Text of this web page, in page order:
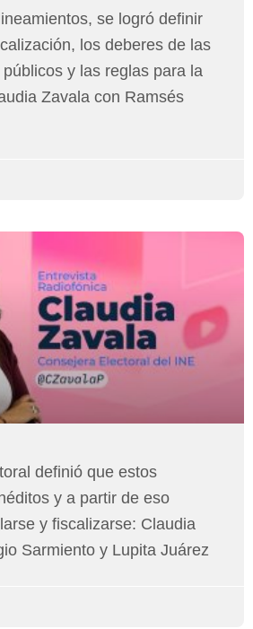
se logró definir
los deberes de las
y las reglas para la
Zavala con Ramsés
definió que estos
y a partir de eso
y fiscalizarse: Claudia
Sarmiento y Lupita Juárez